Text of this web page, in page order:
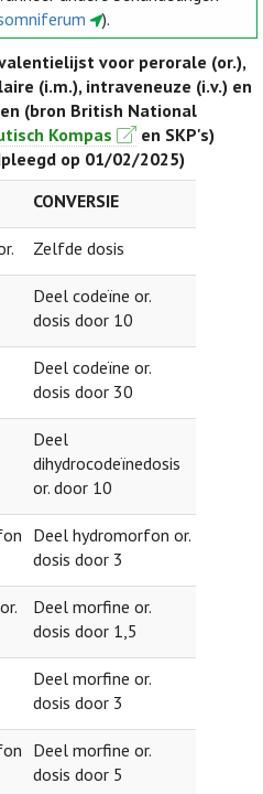
).
voor perorale (or.),
(i.m.), intraveneuze (i.v.) en
(bron British National
Kompas
en SKP's)
op 01/02/2025)
CONVERSIE
Zelfde dosis
Deel codeïne or.
dosis door 10
Deel codeïne or.
dosis door 30
Deel
dihydrocodeïnedosis
or. door 10
Deel hydromorfon or.
dosis door 3
Deel morfine or.
dosis door 1,5
Deel morfine or.
dosis door 3
Deel morfine or.
dosis door 5